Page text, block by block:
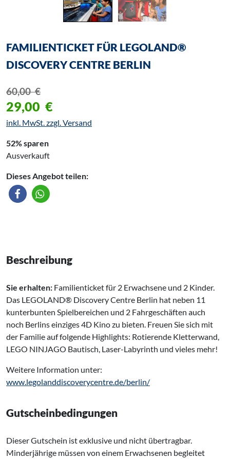
FAMILIENTICKET FÜR LEGOLAND®
DISCOVERY CENTRE BERLIN
60,00€
29,00 €
inkl. MwSt. zzgl. Versand
52% sparen
Ausverkauft
Dieses Angebot teilen:
Beschreibung
Sie erhalten: Familienticket für 2 Erwachsene und 2 Kinder.
Das LEGOLAND® Discovery Centre Berlin hat neben 11
kunterbunten Spielbereichen und 2 Fahrgeschäften auch
noch Berlins einziges 4D Kino zu bieten. Freuen Sie sich mit
der Familie auf folgende Highlights: Rotierende Kletterwand,
LEGO NINJAGO Bautisch, Laser-Labyrinth und vieles mehr!
Weitere Information unter:
www.legolanddiscoverycentre.de/berlin/
Gutscheinbedingungen
Dieser Gutschein ist exklusive und nicht übertragbar.
Minderjährige müssen von einem Erwachsenen begleitet